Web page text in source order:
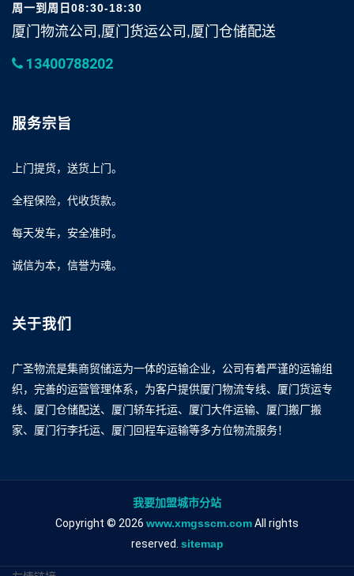
周一到周日08:30-18:30
厦门物流公司,厦门货运公司,厦门仓储配送
13400788202
服务宗旨
上门提货，送货上门。
全程保险，代收货款。
每天发车，安全准时。
诚信为本，信誉为魂。
关于我们
广圣物流是集商贸储运为一体的运输企业，公司有着严谨的运输组
织，完善的运营管理体系，为客户提供厦门物流专线、厦门货运专
线、厦门仓储配送、厦门轿车托运、厦门大件运输、厦门搬厂搬
家、厦门行李托运、厦门回程车运输等多方位物流服务！
我要加盟城市分站
Copyright © 2026 www.xmgsscm.comAll rights
reserved. sitemap